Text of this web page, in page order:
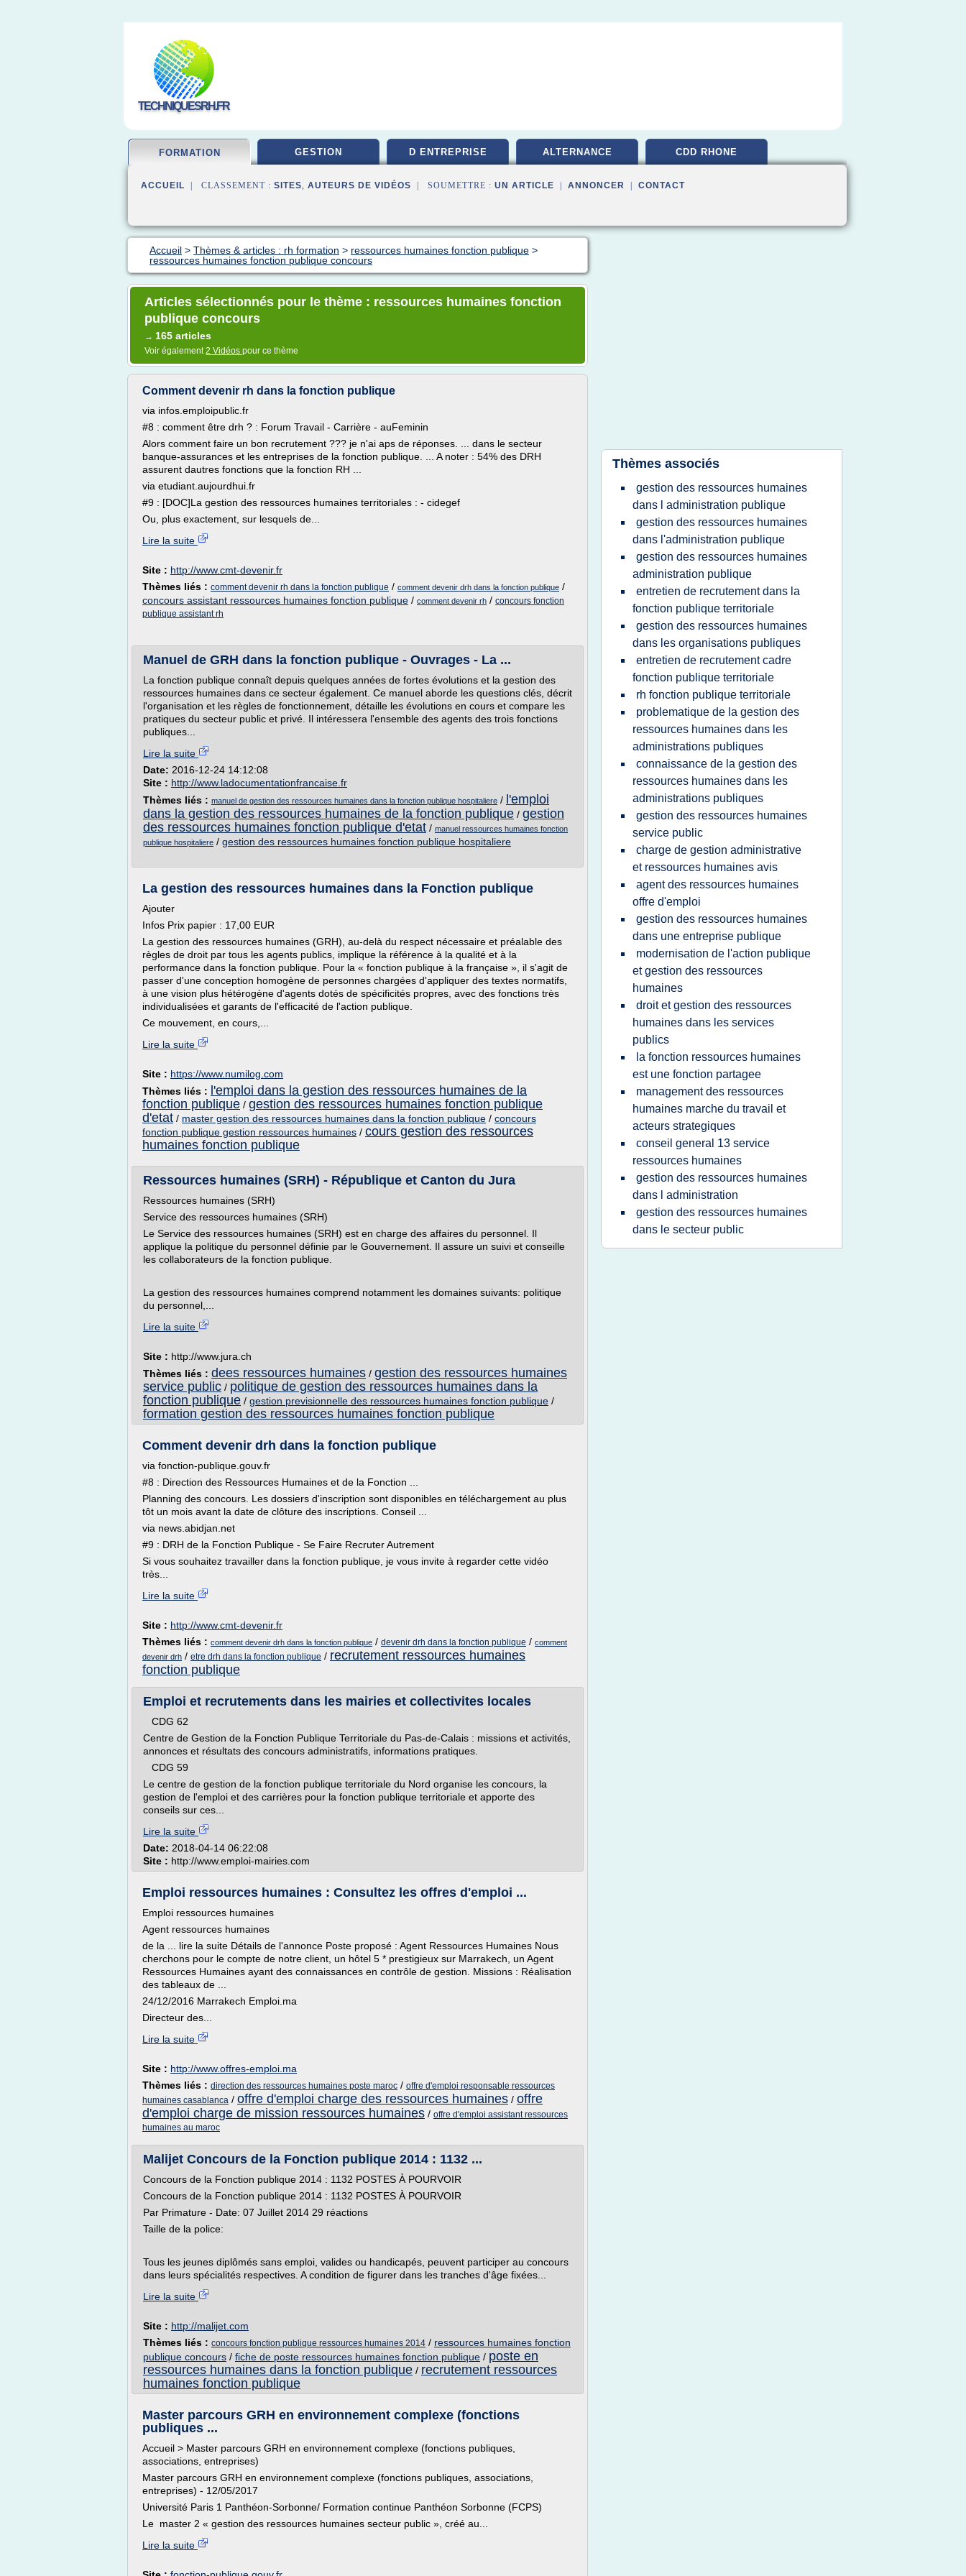
TECHNIQUESRH.FR
FORMATION GESTION D ENTREPRISE ALTERNANCE CDD RHONE
ACCUEIL | CLASSEMENT : SITES, AUTEURS DE VIDÉOS | SOUMETTRE : UN ARTICLE ANNONCER CONTACT
Accueil > Thèmes & articles : rh formation > ressources humaines fonction publique >
ressources humaines fonction publique concours
Articles sélectionnés pour le thème : ressources humaines fonction
publique concours
→ 165 articles
Voir également2 Vidéos pour ce thème
Comment devenir rh dans la fonction publique
via infos.emploipublic.fr
#8 : comment être drh ? : Forum Travail - Carrière - auFeminin
Alors comment faire un bon recrutement ??? je n'ai aps de réponses. ... dans le secteur
banque-assurances et les entreprises de la fonction publique. ... A noter : 54% des DRH
assurent dautres fonctions que la fonction RH ...
via etudiant.aujourdhui.fr
#9 : [DOC]La gestion des ressources humaines territoriales : - cidegef
Ou, plus exactement, sur lesquels de...
Lire la suite
Site : http://www.cmt-devenir.fr
Thèmes liés : comment devenir rh dans la fonction publique / comment devenir drh dans la fonction publique /
concours assistant ressources humaines fonction publique / comment devenir rh / concours fonction
publique assistant rh
Manuel de GRH dans la fonction publique - Ouvrages - La ...
La fonction publique connaît depuis quelques années de fortes évolutions et la gestion des
ressources humaines dans ce secteur également. Ce manuel aborde les questions clés, décrit
l'organisation et les règles de fonctionnement, détaille les évolutions en cours et compare les
pratiques du secteur public et privé. Il intéressera l'ensemble des agents des trois fonctions
publiques...
Lire la suite
Date: 2016-12-24 14:12:08
Site : http://www.ladocumentationfrancaise.fr
Thèmes liés : manuel de gestion des ressources humaines dans la fonction publique hospitaliere / l'emploi
dans la gestion des ressources humaines de la fonction publique / gestion
des ressources humaines fonction publique d'etat / manuel ressources humaines fonction
publique hospitaliere / gestion des ressources humaines fonction publique hospitaliere
La gestion des ressources humaines dans la Fonction publique
Ajouter
Infos Prix papier : 17,00 EUR
La gestion des ressources humaines (GRH), au-delà du respect nécessaire et préalable des
règles de droit par tous les agents publics, implique la référence à la qualité et à la
performance dans la fonction publique. Pour la « fonction publique à la française », il s'agit de
passer d'une conception homogène de personnes chargées d'appliquer des textes normatifs,
à une vision plus hétérogène d'agents dotés de spécificités propres, avec des fonctions très
individualisées et garants de l'efficacité de l'action publique.
Ce mouvement, en cours,...
Lire la suite
Site : https://www.numilog.com
Thèmes liés :
l'emploi dans la gestion des ressources humaines de la
fonction publique / gestion des ressources humaines fonction publique
d'etat / master gestion des ressources humaines dans la fonction publique / concours
fonction publique gestion ressources humaines / cours gestion des ressources
humaines fonction publique
Ressources humaines (SRH) - République et Canton du Jura
Ressources humaines (SRH)
Service des ressources humaines (SRH)
Le Service des ressources humaines (SRH) est en charge des affaires du personnel. Il
applique la politique du personnel définie par le Gouvernement. Il assure un suivi et conseille
les collaborateurs de la fonction publique.
La gestion des ressources humaines comprend notamment les domaines suivants: politique
du personnel,...
Lire la suite
Site : http://www.jura.ch
Thèmes liés : dees ressources humaines / gestion des ressources humaines
service public / politique de gestion des ressources humaines dans la
fonction publique / gestion previsionnelle des ressources humaines fonction publique /
formation gestion des ressources humaines fonction publique
Comment devenir drh dans la fonction publique
via fonction-publique.gouv.fr
#8 : Direction des Ressources Humaines et de la Fonction ...
Planning des concours. Les dossiers d'inscription sont disponibles en téléchargement au plus
tôt un mois avant la date de clôture des inscriptions. Conseil ...
via news.abidjan.net
#9 : DRH de la Fonction Publique - Se Faire Recruter Autrement
Si vous souhaitez travailler dans la fonction publique, je vous invite à regarder cette vidéo
très...
Lire la suite
Site : http://www.cmt-devenir.fr
Thèmes liés : comment devenir drh dans la fonction publique / devenir drh dans la fonction publique / comment
devenir drh / etre drh dans la fonction publique / recrutement ressources humaines
fonction publique
Emploi et recrutements dans les mairies et collectivites locales
CDG 62
Centre de Gestion de la Fonction Publique Territoriale du Pas-de-Calais : missions et activités,
annonces et résultats des concours administratifs, informations pratiques.
CDG 59
Le centre de gestion de la fonction publique territoriale du Nord organise les concours, la
gestion de l'emploi et des carrières pour la fonction publique territoriale et apporte des
conseils sur ces...
Lire la suite
Date: 2018-04-14 06:22:08
Site : http://www.emploi-mairies.com
Emploi ressources humaines : Consultez les offres d'emploi ...
Emploi ressources humaines
Agent ressources humaines
de la ... lire la suite Détails de l'annonce Poste proposé : Agent Ressources Humaines Nous
cherchons pour le compte de notre client, un hôtel 5 * prestigieux sur Marrakech, un Agent
Ressources Humaines ayant des connaissances en contrôle de gestion. Missions : Réalisation
des tableaux de ...
24/12/2016 Marrakech Emploi.ma
Directeur des...
Lire la suite
Site : http://www.offres-emploi.ma
Thèmes liés : direction des ressources humaines poste maroc / offre d'emploi responsable ressources
humaines casablanca / offre d'emploi charge des ressources humaines / offre
d'emploi charge de mission ressources humaines / offre d'emploi assistant ressources
humaines au maroc
Malijet Concours de la Fonction publique 2014 : 1132 ...
Concours de la Fonction publique 2014 : 1132 POSTES À POURVOIR
Concours de la Fonction publique 2014 : 1132 POSTES À POURVOIR
Par Primature - Date: 07 Juillet 2014 29 réactions
Taille de la police:
Tous les jeunes diplômés sans emploi, valides ou handicapés, peuvent participer au concours
dans leurs spécialités respectives. A condition de figurer dans les tranches d'âge fixées...
Lire la suite
Site : http://malijet.com
Thèmes liés : concours fonction publique ressources humaines 2014 / ressources humaines fonction
publique concours / fiche de poste ressources humaines fonction publique / poste en
ressources humaines dans la fonction publique / recrutement ressources
humaines fonction publique
Master parcours GRH en environnement complexe (fonctions
publiques ...
Accueil > Master parcours GRH en environnement complexe (fonctions publiques,
associations, entreprises)
Master parcours GRH en environnement complexe (fonctions publiques, associations,
entreprises) - 12/05/2017
Université Paris 1 Panthéon-Sorbonne/ Formation continue Panthéon Sorbonne (FCPS)
Le master 2 « gestion des ressources humaines secteur public », créé au...
Lire la suite
Thèmes associés
gestion des ressources humaines
dans l administration publique
gestion des ressources humaines
dans l'administration publique
gestion des ressources humaines
administration publique
entretien de recrutement dans la
fonction publique territoriale
gestion des ressources humaines
dans les organisations publiques
entretien de recrutement cadre
fonction publique territoriale
rh fonction publique territoriale
problematique de la gestion des
ressources humaines dans les
administrations publiques
connaissance de la gestion des
ressources humaines dans les
administrations publiques
gestion des ressources humaines
service public
charge de gestion administrative
et ressources humaines avis
agent des ressources humaines
offre d'emploi
gestion des ressources humaines
dans une entreprise publique
modernisation de l'action publique
et gestion des ressources
humaines
droit et gestion des ressources
humaines dans les services
publics
la fonction ressources humaines
est une fonction partagee
management des ressources
humaines marche du travail et
acteurs strategiques
conseil general 13 service
ressources humaines
gestion des ressources humaines
dans l administration
gestion des ressources humaines
dans le secteur public